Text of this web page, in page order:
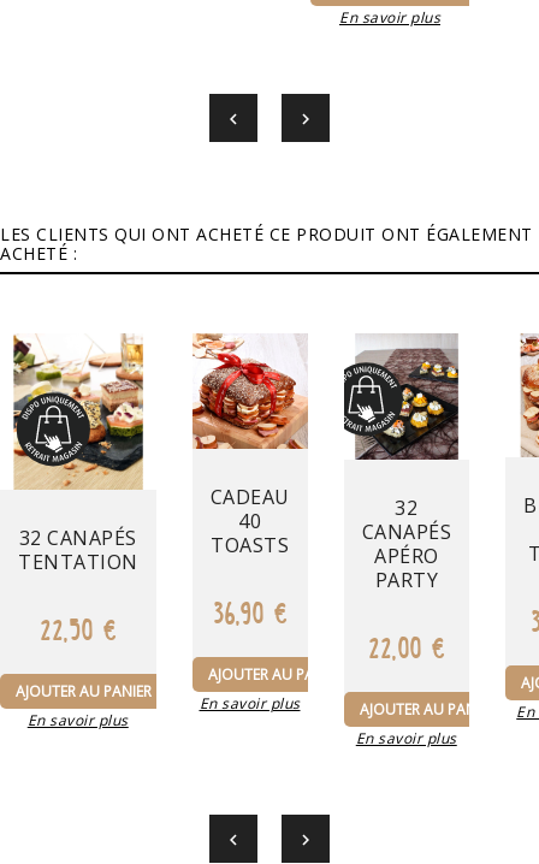
En savoir plus
 
LES CLIENTS QUI ONT ACHETÉ CE PRODUIT ONT ÉGALEMENT
ACHETÉ :
32 CANAPÉS
TENTATION
22,50 €
AJOUTER AU PANIER
En savoir plus
CADEAU
40
TOASTS
36,90 €
AJOUTER AU PANIER
En savoir plus
32
CANAPÉS
APÉRO
PARTY
22,00 €
AJOUTER AU PANIER
En savoir plus
 